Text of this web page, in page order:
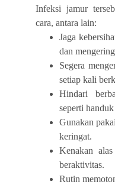
Infeksi jamur
cara, antara lain:
Jaga
dan
Segera
setiap kali
Hindari
seperti
Gunakan
keringat.
Kenakan
beraktivitas.
Rutin